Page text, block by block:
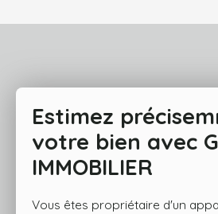
Estimez
votre bien avec
IMMOBILIER
Vous êtes propriétaire d'un